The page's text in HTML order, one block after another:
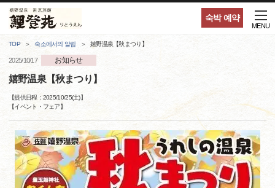
숙박 예약
MENU
TOP 숙소에서의 알림 嬉野温泉【秋まつり】
2025/10/17 お知らせ
嬉野温泉【秋まつり】
【提供日程：2025/10/25(土)】
【イベント・フェア】